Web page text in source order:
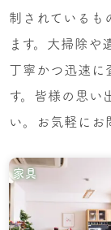
制されているも
ます。大掃除や
丁寧かつ迅速に
す。皆様の思い
い。お気軽にお
家具